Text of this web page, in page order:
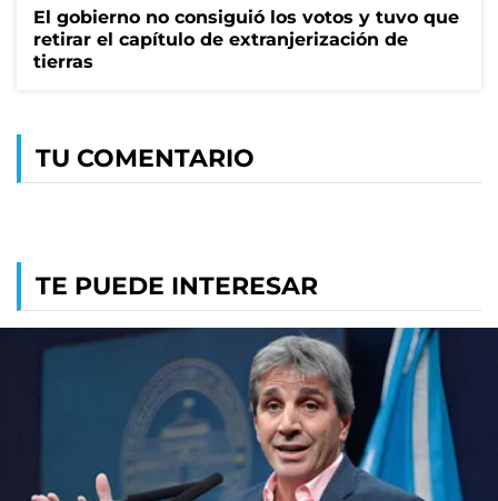
El gobierno no consiguió los votos y tuvo que
retirar el capítulo de extranjerización de
tierras
TU COMENTARIO
TE PUEDE INTERESAR